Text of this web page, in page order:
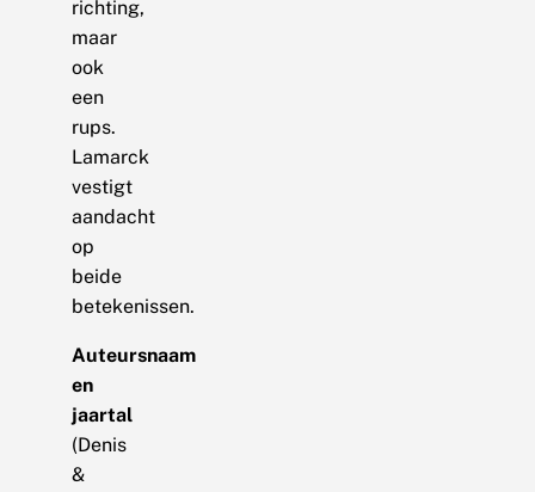
richting,
maar
ook
een
rups.
Lamarck
vestigt
aandacht
op
beide
betekenissen.
Auteursnaam
en
jaartal
(Denis
&